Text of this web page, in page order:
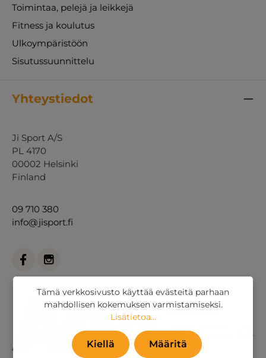
Toimintaa, pelejä ja leikkejä
Fitness ja koulutus
Ulkoympäristöön
Sisutussuunnittelu
Yhteystiedot
Ji Sport A/S
PL 4170
00002 Helsinki
Finland
09 710 380
info@jisport.fi
Tämä verkkosivusto käyttää evästeitä parhaan
mahdollisen kokemuksen varmistamiseksi.
Lisätietoa...
Kiellä Määritä